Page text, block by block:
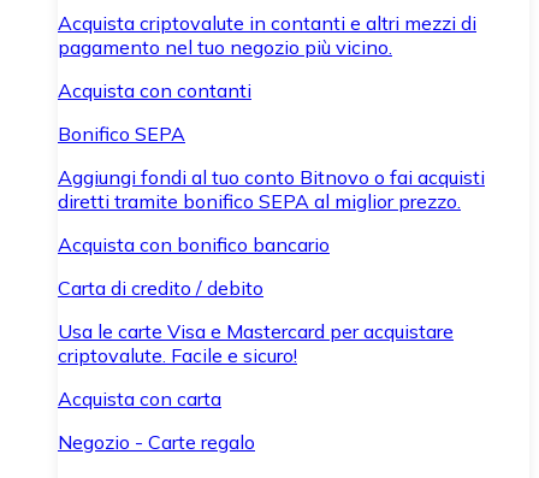
Acquista criptovalute in contanti e altri mezzi di
pagamento nel tuo negozio più vicino.
Acquista con contanti
Bonifico SEPA
Aggiungi fondi al tuo conto Bitnovo o fai acquisti
diretti tramite bonifico SEPA al miglior prezzo.
Acquista con bonifico bancario
Carta di credito / debito
Usa le carte Visa e Mastercard per acquistare
criptovalute. Facile e sicuro!
Acquista con carta
Negozio - Carte regalo